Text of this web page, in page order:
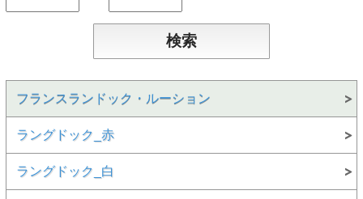
フランスランドック・ルーション
ラングドック_赤
ラングドック_白